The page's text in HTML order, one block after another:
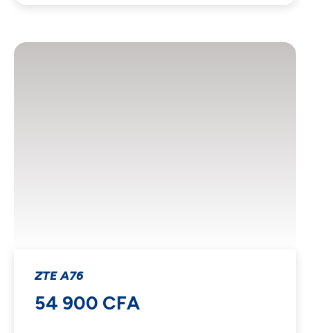
ZTE A76
54 900 CFA